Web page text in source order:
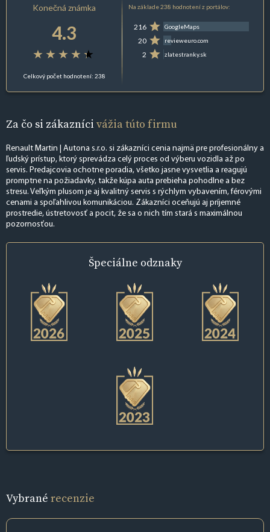
Konečná známka
4.3
Celkový počet hodnotení: 238
Na základe 238 hodnotení z portálov:
216 GoogleMaps
20 revieweuro.com
2 zlatestranky.sk
Za čo si zákazníci vážia túto firmu
Renault Martin | Autona s.r.o. si zákazníci cenia najmä pre profesionálny a
ľudský prístup, ktorý sprevádza celý proces od výberu vozidla až po
servis. Predajcovia ochotne poradia, všetko jasne vysvetlia a reagujú
promptne na požiadavky, takže kúpa auta prebieha pohodlne a bez
stresu. Veľkým plusom je aj kvalitný servis s rýchlym vybavením, férovými
cenami a spoľahlivou komunikáciou. Zákazníci oceňujú aj príjemné
prostredie, ústretovosť a pocit, že sa o nich tím stará s maximálnou
pozornosťou.
Špeciálne odznaky
Vybrané recenzie